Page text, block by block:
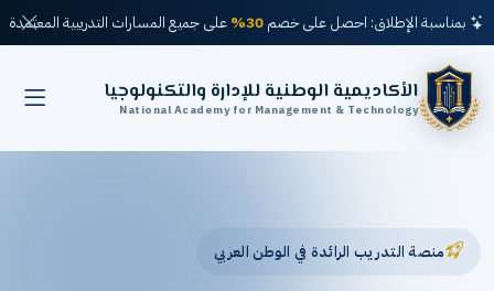
بمناسبة الإطلاق: احصل على خصم30% على جميع المسارات التدريبية المعتمدة
الأكاديمية الوطنية للإدارة والتكنولوجيا
National Academy for Management & Technology
منصة التدريب الرائدة في الوطن العربي